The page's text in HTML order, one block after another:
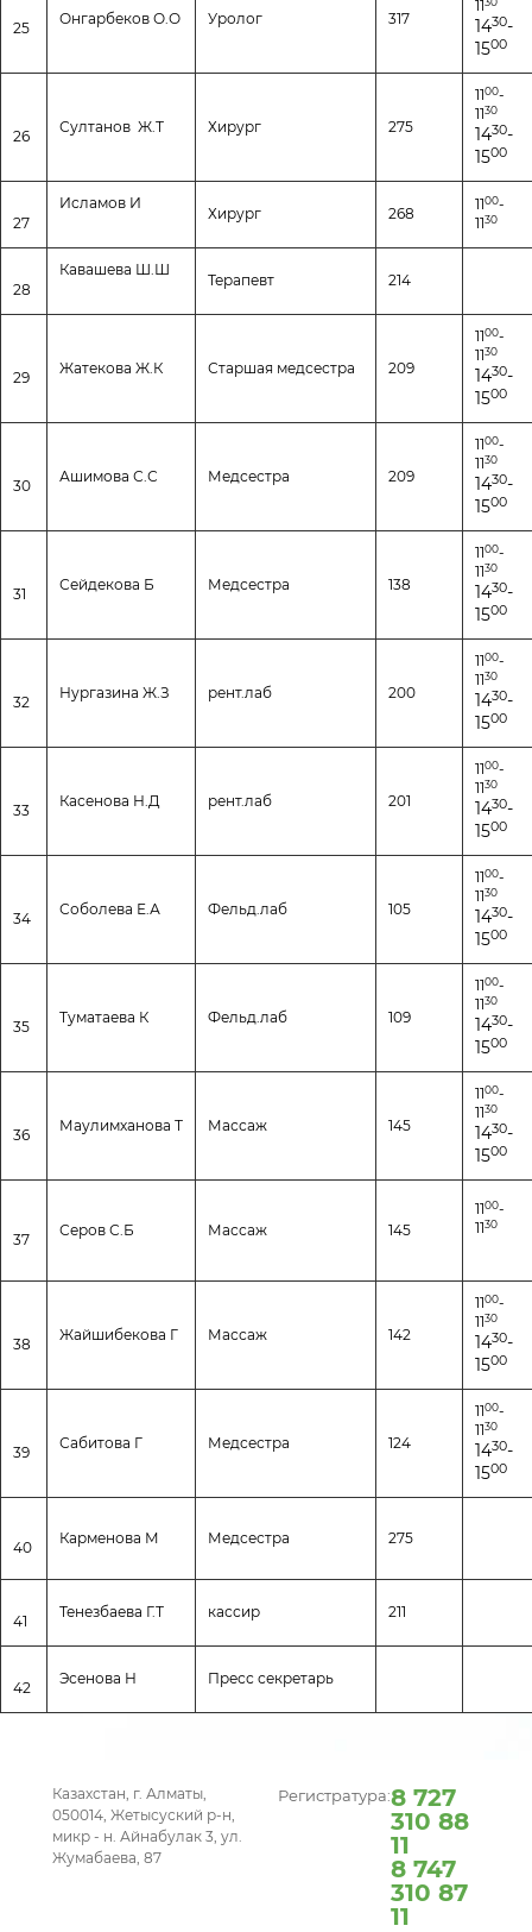
25
Онгарбеков О.О Уролог 317
11
1430-
1500
26
Султанов Ж.Т Хирург 275
1100-
1130
1430-
1500
27
Исламов И
Хирург 268
1100-
1130
28
Кавашева Ш.Ш
Терапевт 214
29
Жатекова Ж.К Старшая медсестра 209
1100-
1130
1430-
1500
30
Ашимова С.С Медсестра 209
1100-
1130
1430-
1500
31
Сейдекова Б Медсестра 138
1100-
1130
1430-
1500
32
Нургазина Ж.З рент.лаб 200
1100-
1130
1430-
1500
33
Касенова Н.Д рент.лаб 201
1100-
1130
1430-
1500
34
Соболева Е.А Фельд.лаб 105
1100-
1130
1430-
1500
35
Туматаева К Фельд.лаб 109
1100-
1130
1430-
1500
36
Маулимханова Т Массаж 145
1100-
1130
1430-
1500
37
Серов С.Б Массаж 145
1100-
1130
38
Жайшибекова Г Массаж 142
1100-
1130
1430-
1500
39
Сабитова Г Медсестра 124
1100-
1130
1430-
1500
40
Карменова М Медсестра 275
41
Тенезбаева Г.Т кассир 211
42
Эсенова Н Пресс секретарь
Казахстан, г. Алматы,
050014, Жетысуский р-н,
микр - н. Айнабулак 3, ул.
Жумабаева, 87
Регистратура:8 727
310 88
11
8 747
310 87
11